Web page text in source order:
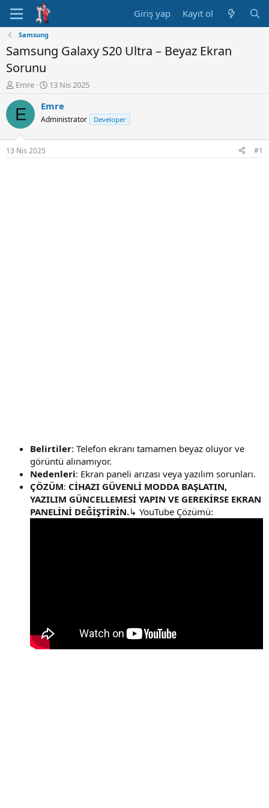
Giriş yap Kayıt ol
Samsung
Samsung Galaxy S20 Ultra – Beyaz Ekran
Sorunu
K
n
u
y
u
B
a
Emre
B
ş
l
n
ı
13 Nis 2025
E Emre
Administrator Developer
13 Nis 2025 #1
Belirtiler: Telefon ekranı tamamen beyaz oluyor ve
görüntü alınamıyor.
Nedenleri: Ekran paneli arızası veya yazılım sorunları.
ÇÖZÜM: CİHAZI GÜVENLİ MODDA BAŞLATIN,
YAZILIM GÜNCELLEMESİ YAPIN VE GEREKİRSE EKRAN
PANELİNİ DEĞİŞTİRİN.↳ YouTube Çözümü: